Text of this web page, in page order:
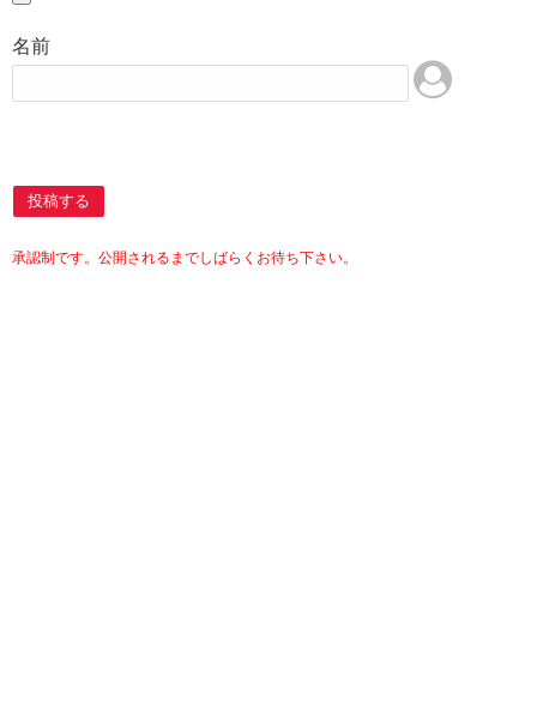
名前
投稿する
承認制です。公開されるまでしばらくお待ち下さい。